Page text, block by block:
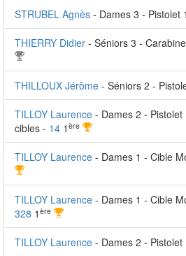
STRUBEL Agnès - Dames 3 - Pistolet
THIERRY Didier - Séniors 3 -
THILLOUX Jérôme - Séniors 2 -
TILLOY Laurence - Dames 2 -
cibles - 14 1 ère
TILLOY Laurence - Dames 1 - Cible
TILLOY Laurence - Dames 1 - Cible
328 1 ère
TILLOY Laurence - Dames 2 - Pistolet